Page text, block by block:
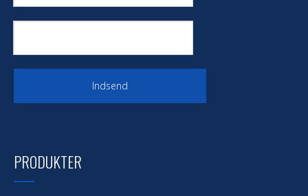
Indsend
PRODUKTER